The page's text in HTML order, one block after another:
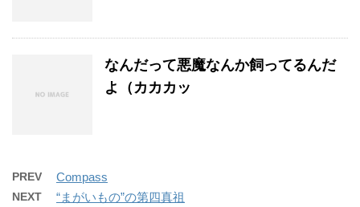
なんだって悪魔なんか飼ってるんだ
よ（カカカッ
PREV Compass
NEXT “まがいもの”の第四真祖